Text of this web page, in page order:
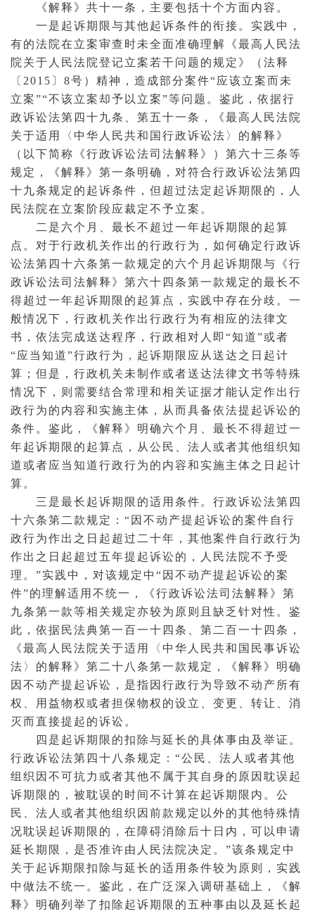
《解释》共十一条，主要包括十个方面内容。
一是起诉期限与其他起诉条件的衔接。实践中，
有的法院在立案审查时未全面准确理解《最高人民法
院关于人民法院登记立案若干问题的规定》（法释
〔2015〕8号）精神，造成部分案件“应该立案而未
立案”“不该立案却予以立案”等问题。鉴此，依据行
政诉讼法第四十九条、第五十一条，《最高人民法院
关于适用〈中华人民共和国行政诉讼法〉的解释》
（以下简称《行政诉讼法司法解释》）第六十三条等
规定，《解释》第一条明确，对符合行政诉讼法第四
十九条规定的起诉条件，但超过法定起诉期限的，人
民法院在立案阶段应裁定不予立案。
二是六个月、最长不超过一年起诉期限的起算
点。对于行政机关作出的行政行为，如何确定行政诉
讼法第四十六条第一款规定的六个月起诉期限与《行
政诉讼法司法解释》第六十四条第一款规定的最长不
得超过一年起诉期限的起算点，实践中存在分歧。一
般情况下，行政机关作出行政行为有相应的法律文
书 ，依法完成送达程序，行政相对人即“知道”或者
“应当知道”行政行为，起诉期限应从送达之日起计
算；但是，行政机关未制作或者送达法律文书等特殊
情况下，则需要结合常理和相关证据才能认定作出行
政行为的内容和实施主体，从而具备依法提起诉讼的
条件。鉴此，《解释》明确六个月、最长不得超过一
年起诉期限的起算点，从公民 、法人或者其他组织知
道或者应当知道行政行为的内容和实施主体之日起计
算。
三是最长起诉期限的适用条件。行政诉讼法第四
十六条第二款规定：“因不动产提起诉讼的案件自行
政行为作出之日起超过二十年，其他案件自行政行为
作出之日起超过五年提起诉讼的，人民法院不予受
理。”实践中，对该规定中“因不动产提起诉讼的案
件”的理解适用不统一，《行政诉讼法司法解释》第
九条第一款等相关规定亦较为原则且缺乏针对性。鉴
此，依据 民法典第一百一十四条、第二百一十四条，
《最高人民法院关于适用〈中华人民共和国 民事诉讼
法 〉的解释》第二十八条第一款规定，《解释》明确
因不动产提起诉讼，是指因行政行为导致不动产 所有
权
、用益物权或者担保物权的设立、变更、转让、消
灭而直接提起的诉讼。
四是起诉期限的扣除与延长的具体事由及举证。
行政诉讼法第四十八条规定：“公民、法人或者其他
组织因不可抗力或者其他不属于其自身的原因耽误起
诉期限的，被耽误的时间不计算在起诉期限内。公
民、法人或者其他组织因前款规定以外的其他特殊情
况耽误起诉期限的，在障碍消除后十日内，可以申请
延长期限，是否准许由人民法院决定。”该条规定中
关于起诉期限扣除与延长的适用条件较为原则，实践
中做法不统一。鉴此，在广泛深入调研基础上，《解
释》明确列举了扣除起诉期限的五种事由以及延长起